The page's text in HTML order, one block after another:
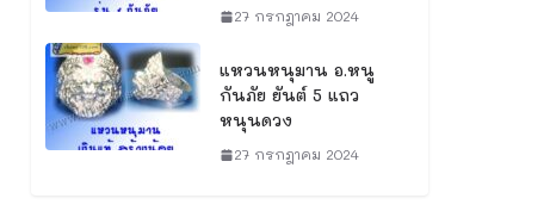
27 กรกฎาคม 2024
แหวนหนุมาน อ.หนู
กันภัย ยันต์ 5 แถว
หนุนดวง
27 กรกฎาคม 2024